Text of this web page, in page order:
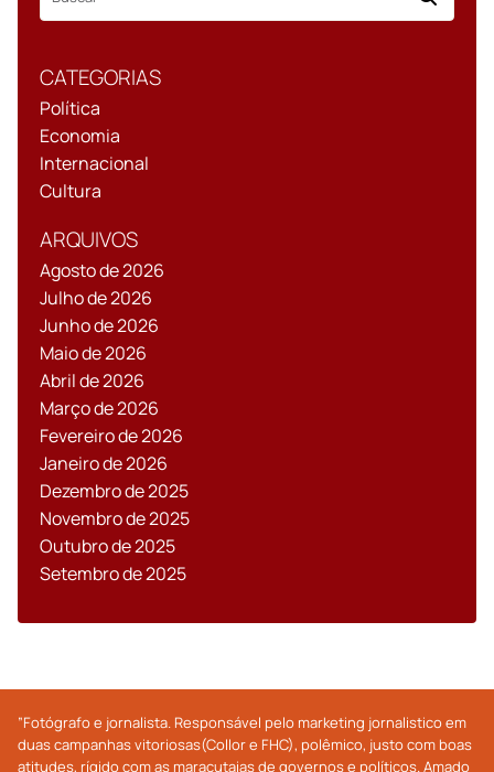
CATEGORIAS
Política
Economia
Internacional
Cultura
ARQUIVOS
Agosto de 2026
Julho de 2026
Junho de 2026
Maio de 2026
Abril de 2026
Março de 2026
Fevereiro de 2026
Janeiro de 2026
Dezembro de 2025
Novembro de 2025
Outubro de 2025
Setembro de 2025
”Fotógrafo e jornalista. Responsável pelo marketing jornalistico em
duas campanhas vitoriosas(Collor e FHC), polêmico, justo com boas
atitudes, rígido com as maracutaias de governos e políticos. Amado